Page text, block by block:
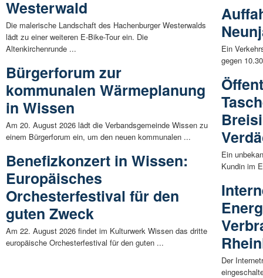
Westerwald
Die malerische Landschaft des Hachenburger Westerwalds
lädt zu einer weiteren E-Bike-Tour ein. Die
Altenkirchenrunde ...
Bürgerforum zur
kommunalen Wärmeplanung
in Wissen
Am 20. August 2026 lädt die Verbandsgemeinde Wissen zu
einem Bürgerforum ein, um den neuen kommunalen ...
Benefizkonzert in Wissen:
Europäisches
Orchesterfestival für den
guten Zweck
Am 22. August 2026 findet im Kulturwerk Wissen das dritte
europäische Orchesterfestival für den guten ...
Ein
gegen
Ein
Kundin im
Der